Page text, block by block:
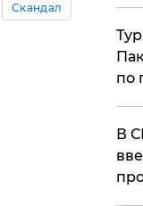
Скандал
по
В